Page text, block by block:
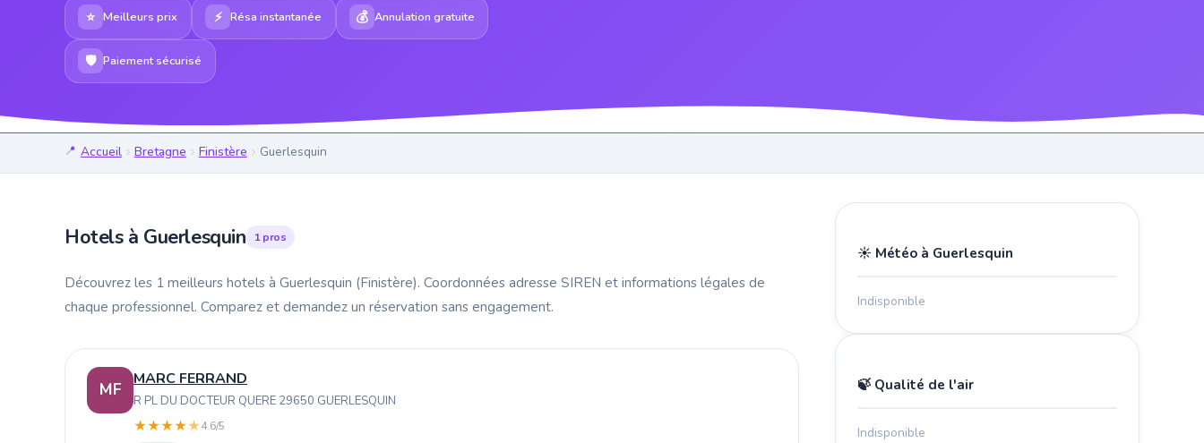
⭐ Meilleurs prix ⚡ Résa instantanée 💰 Annulation gratuite
🛡 Paiement sécurisé
Accueil Bretagne Finistère Guerlesquin
Hotels à Guerlesquin 1 pros
Découvrez les 1 meilleurs hotels à Guerlesquin (Finistère). Coordonnées adresse SIREN et informations légales de
chaque professionnel. Comparez et demandez un réservation sans engagement.
MF
MARC FERRAND
R PL DU DOCTEUR QUERE 29650 GUERLESQUIN
★★★★★4.6/5
☀️ Météo à Guerlesquin
Indisponible
🍃 Qualité de l'air
Indisponible